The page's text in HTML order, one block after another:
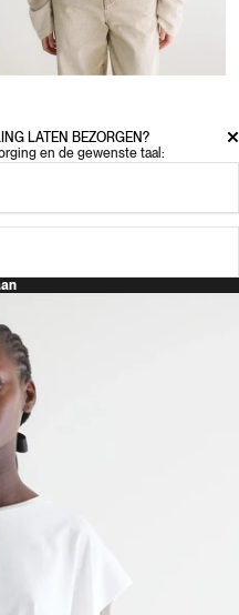
LATEN BEZORGEN?
en de gewenste taal: